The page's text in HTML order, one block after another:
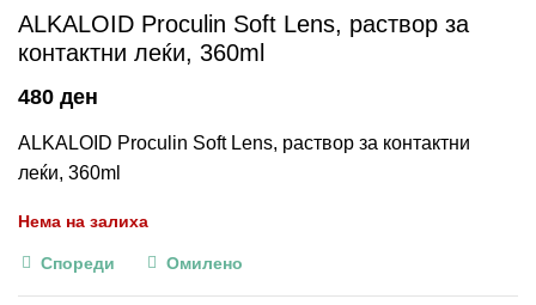
ALKALOID Proculin Soft Lens, раствор за
контактни леќи, 360ml
ден
ALKALOID Proculin Soft Lens, раствор за контактни
леќи, 360ml
Нема на залиха
Спореди Омилено